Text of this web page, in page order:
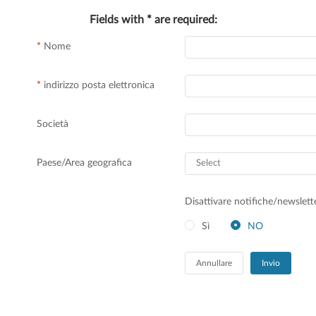
Fields with * are required:
* Nome
* indirizzo posta elettronica
Società
Paese/Area geografica
Disattivare notifiche/
Sì NO
Annullare Invio